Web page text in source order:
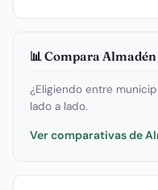
📊 Compara Almadén
¿Eligiendo entre
lado a lado.
Ver comparativas de